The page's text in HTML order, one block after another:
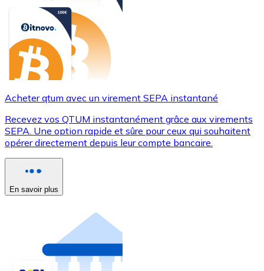
Acheter qtum avec un virement SEPA instantané
Recevez vos QTUM instantanément grâce aux virements
SEPA. Une option rapide et sûre pour ceux qui souhaitent
opérer directement depuis leur compte bancaire.
En savoir plus